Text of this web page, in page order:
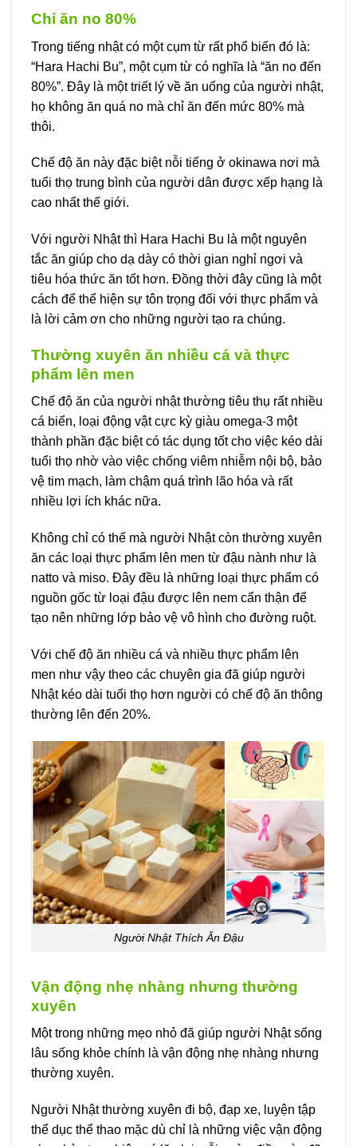
Chỉ ăn no 80%
Trong tiếng nhật có một cụm từ rất phổ biến đó là:
“Hara Hachi Bu”, một cụm từ có nghĩa là “ăn no đến
80%”. Đây là một triết lý về ăn uống của người nhật,
họ không ăn quá no mà chỉ ăn đến mức 80% mà
thôi.
Chế độ ăn này đặc biệt nỗi tiếng ở okinawa nơi mà
tuổi thọ trung bình của người dân được xếp hạng là
cao nhất thế giới.
Với người Nhật thì Hara Hachi Bu là một nguyên
tắc ăn giúp cho dạ dày có thời gian nghỉ ngơi và
tiêu hóa thức ăn tốt hơn. Đồng thời đây cũng là một
cách để thể hiện sự tôn trọng đối với thực phẩm và
là lời cảm ơn cho những người tạo ra chúng.
Thường xuyên ăn nhiều cá và thực
phẩm lên men
Chế độ ăn của người nhật thường tiêu thụ rất nhiều
cá biển, loại động vật cực kỳ giàu omega-3 một
thành phần đặc biệt có tác dụng tốt cho việc kéo dài
tuổi thọ nhờ vào việc chống viêm nhiễm nội bộ, bảo
vệ tim mạch, làm chậm quá trình lão hóa và rất
nhiều lợi ích khác nữa.
Không chỉ có thế mà người Nhật còn thường xuyên
ăn các loại thực phẩm lên men từ đậu nành như là
natto và miso. Đây đều là những loại thực phẩm có
nguồn gốc từ loại đậu được lên nem cẩn thận để
tạo nên những lớp bảo vệ vô hình cho đường ruột.
Với chế độ ăn nhiều cá và nhiều thực phẩm lên
men như vậy theo các chuyên gia đã giúp người
Nhật kéo dài tuổi thọ hơn người có chế độ ăn thông
thường lên đến 20%.
Người Nhật Thích Ăn Đậu
Vận động nhẹ nhàng nhưng thường
xuyên
Một trong những mẹo nhỏ đã giúp người Nhật sống
lâu sống khỏe chính là vận động nhẹ nhàng nhưng
thường xuyên.
Người Nhật thường xuyên đi bộ, đạp xe, luyện tập
thể dục thể thao mặc dù chỉ là những việc vận động